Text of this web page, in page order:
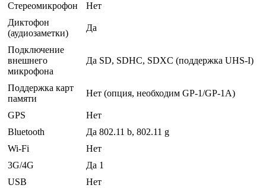
Стереомикрофон
Нет
Диктофон
(аудиозаметки)
Да
Подключение
внешнего
микрофона
Да SD, SDHC, SDXC (поддержка UHS-I)
Поддержка карт
памяти
Нет (опция, необходим GP-1/GP-1A)
GPS
Нет
Bluetooth
Да 802.11 b, 802.11 g
Wi-Fi
Нет
3G/4G
Да 1
USB
Нет